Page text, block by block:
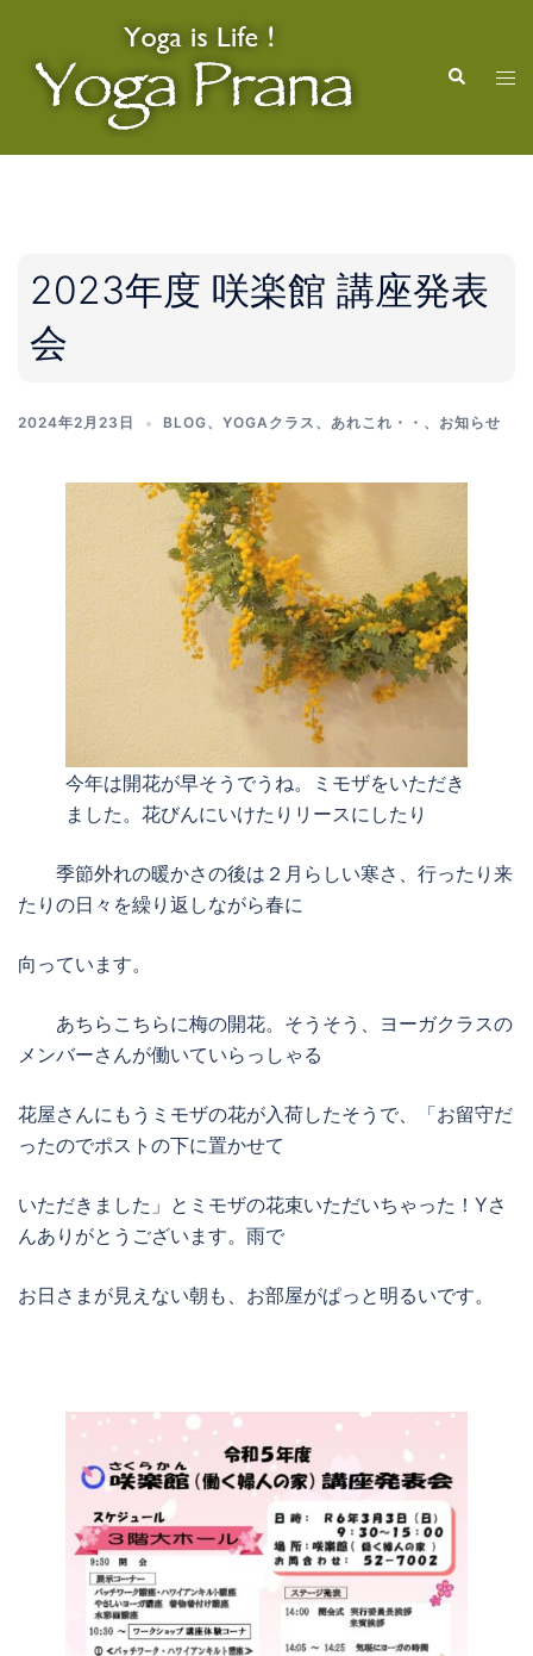
検
索
ト
2023年度 咲楽館 講座発表
会
2024年2月23日 BLOG、 YOGAクラス 、 あれこれ・・ 、 お知らせ
今年は開花が早そうでうね。ミモザをいただき
ました。花びんにいけたりリースにしたり
季節外れの暖かさの後は２月らしい寒さ、行ったり来
たりの日々を繰り返しながら春に
向っています。
あちらこちらに梅の開花。そうそう、ヨーガクラスの
メンバーさんが働いていらっしゃる
花屋さんにもうミモザの花が入荷したそうで、「お留守だ
ったのでポストの下に置かせて
いただきました」とミモザの花束いただいちゃった！Yさ
んありがとうございます。雨で
お日さまが見えない朝も、お部屋がぱっと明るいです。